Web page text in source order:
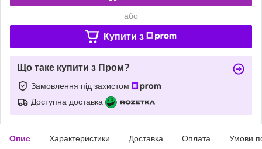
або
Купити з
Що таке купити з Пром?
Замовлення під захистом
Доступна доставка
Опис Характеристики Доставка Оплата Умови